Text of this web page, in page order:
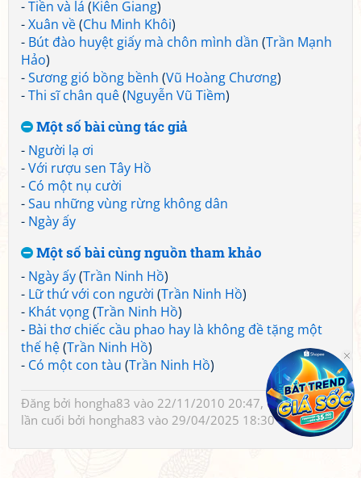
-Tiền và lá (Kiên Giang)
-Xuân về(Chu Minh Khôi)
- Bút đào huyệt giấy mà chôn mình dần (Trần Mạnh
Hảo)
-Sương gió bồng bềnh (Vũ Hoàng Chương)
-Thi sĩ chân quê(Nguyễn Vũ Tiềm)
Một số bài cùng tác giả
- Người lạ ơi
-Với rượu sen Tây Hồ
- Có một nụ cười
-Sau những vùng rừng không dân
- Ngày ấy
Một số bài cùng nguồn tham khảo
- Ngày ấy(Trần Ninh Hồ)
- Lữ thứ với con người (Trần Ninh Hồ)
- Khát vọng(Trần Ninh Hồ)
- Bài thơ chiếc cầu phao hay là không đề tặng một
thế hệ(Trần Ninh Hồ)
- Có một con tàu (Trần Ninh Hồ)
Đăng bởi hongha83 vào 22/11/2010 20:47, đã sửa 2 lần,
lần cuối bởi hongha83 vào 29/04/2025 18:30